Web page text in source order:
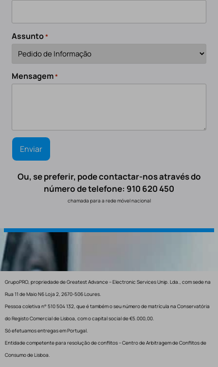
Assunto*
Mensagem*
Ou, se preferir, pode contactar-nos através do
número de telefone: 910 620 450
chamada para a rede móvel nacional
GrupoPRO, propriedade de Greatest Advance – Electronic Services Unip. Lda., com sede na
Rua 11 de Maio N6 Loja 2, 2670-506 Loures.
Pessoa coletiva n° 510 504 132, que é também o seu número de matrícula na Conservatória
do Registo Comercial de Lisboa, com o capital social de €5.000,00.
Só efetuamos entregas em Portugal.
Entidade competente para resolução de conflitos – Centro de Arbitragem de Conflitos de
Consumo de Lisboa.